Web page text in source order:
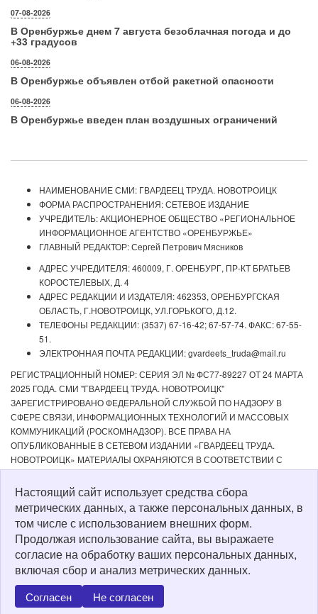
07-08-2026
В Оренбуржье днем 7 августа безоблачная погода и до
+33 градусов
06-08-2026
В Оренбуржье объявлен отбой ракетной опасности
06-08-2026
В Оренбуржье введен план воздушных ограничений
НАИМЕНОВАНИЕ СМИ: ГВАРДЕЕЦ ТРУДА. НОВОТРОИЦК
ФОРМА РАСПРОСТРАНЕНИЯ: СЕТЕВОЕ ИЗДАНИЕ
УЧРЕДИТЕЛЬ: АКЦИОНЕРНОЕ ОБЩЕСТВО «РЕГИОНАЛЬНОЕ
ИНФОРМАЦИОННОЕ АГЕНТСТВО «ОРЕНБУРЖЬЕ»
ГЛАВНЫЙ РЕДАКТОР: Сергей Петрович Мясников
АДРЕС УЧРЕДИТЕЛЯ: 460009, Г. ОРЕНБУРГ, ПР-КТ БРАТЬЕВ
КОРОСТЕЛЕВЫХ, Д. 4
АДРЕС РЕДАКЦИИ И ИЗДАТЕЛЯ: 462353, ОРЕНБУРГСКАЯ
ОБЛАСТЬ, Г.НОВОТРОИЦК, УЛ.ГОРЬКОГО, Д.12.
ТЕЛЕФОНЫ РЕДАКЦИИ: (3537) 67-16-42; 67-57-74. ФАКС: 67-55-
51.
ЭЛЕКТРОННАЯ ПОЧТА РЕДАКЦИИ: gvardeets_truda@mail.ru
РЕГИСТРАЦИОННЫЙ НОМЕР: СЕРИЯ ЭЛ № ФС77-89227 ОТ 24 МАРТА
2025 ГОДА. СМИ "ГВАРДЕЕЦ ТРУДА. НОВОТРОИЦК"
ЗАРЕГИСТРИРОВАНО ФЕДЕРАЛЬНОЙ СЛУЖБОЙ ПО НАДЗОРУ В
СФЕРЕ СВЯЗИ, ИНФОРМАЦИОННЫХ ТЕХНОЛОГИЙ И МАССОВЫХ
КОММУНИКАЦИЙ (РОСКОМНАДЗОР). ВСЕ ПРАВА НА
ОПУБЛИКОВАННЫЕ В СЕТЕВОМ ИЗДАНИИ «ГВАРДЕЕЦ ТРУДА.
НОВОТРОИЦК» МАТЕРИАЛЫ ОХРАНЯЮТСЯ В СООТВЕТСТВИИ С
ЗАКОНОДАТЕЛЬСТВОМ РФ. ЛЮБОЕ ИСПОЛЬЗОВАНИЕ МАТЕРИАЛОВ
ДОПУСКАЕТСЯ ТОЛЬКО ПО СОГЛАСОВАНИЮ С РЕДАКЦИЕЙ С
ОБЯЗАТЕЛЬНОЙ АКТИВНОЙ ССЫЛКОЙ НА ИСТОЧНИК. РЕДАКЦИЯ НЕ
НЕСЕТ ОТВЕТСТВЕННОСТИ ЗА ДОСТОВЕРНОСТЬ РЕКЛАМНЫХ
МАТЕРИАЛОВ, РАЗМЕЩЕННЫХ В СЕТЕВОМ ИЗДАНИИ «ГВАРДЕЕЦ
ТРУДА. НОВОТРОИЦК», А ТАКЖЕ ЗА СОДЕРЖАНИЕ ВЕБ-САЙТОВ, НА
КОТОРЫЕ ДАНЫ ГИПЕРССЫЛКИ. ДЛЯ ДЕТЕЙ СТАРШЕ 16 ЛЕТ.
Политика о персональных данных
Настоящий сайт использует средства сбора
метрических данных, а также персональных данных, в
том числе с использованием внешних форм.
Продолжая использование сайта, вы выражаете
согласие на обработку ваших персональных данных,
включая сбор и анализ метрических данных.
Согласен Не согласен